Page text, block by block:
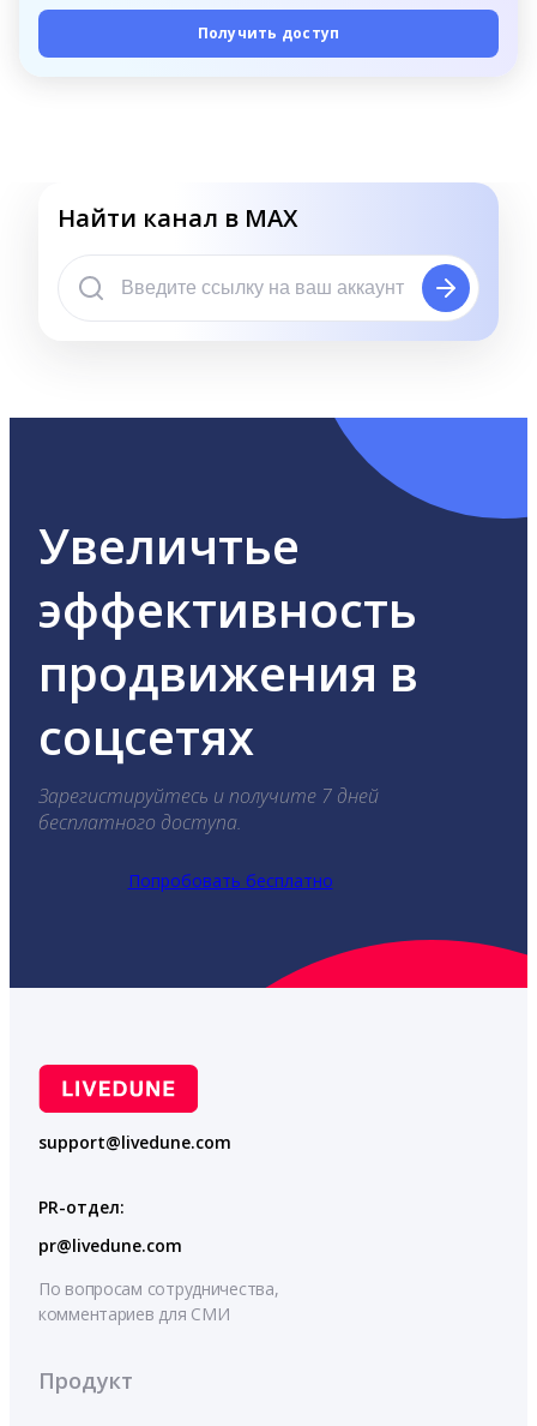
Получить доступ
Найти канал в MAX
Увеличтье
эффективность
продвижения в
соцсетях
Зарегистируйтесь и получите 7 дней
бесплатного доступа.
Попробовать бесплатно
support@livedune.com
PR-отдел:
pr@livedune.com
По вопросам сотрудничества,
комментариев для СМИ
Продукт